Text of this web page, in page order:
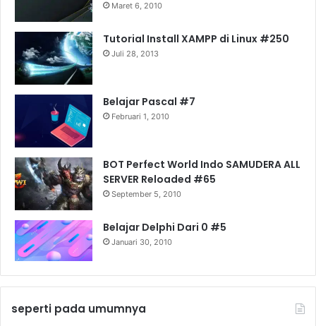
Maret 6, 2010
Tutorial Install XAMPP di Linux #250
Juli 28, 2013
Belajar Pascal #7
Februari 1, 2010
BOT Perfect World Indo SAMUDERA ALL
SERVER Reloaded #65
September 5, 2010
Belajar Delphi Dari 0 #5
Januari 30, 2010
seperti pada umumnya